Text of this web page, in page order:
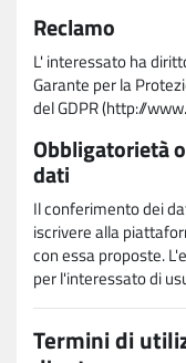
Reclamo
L' interessato ha
Garante per la
del GDPR (http://
Obbligatorietà
dati
Il conferimento dei
iscrivere alla
con essa proposte.
per l'interessato di
Termini di